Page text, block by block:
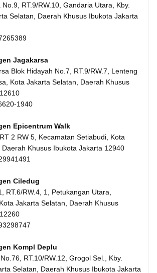
RT.9/RW.10, Gandaria Utara, Kby.
Selatan, Daerah Khusus Ibukota Jakarta
Jagakarsa
Blok Hidayah No.7, RT.9/RW.7, Lenteng
Kota Jakarta Selatan, Daerah Khusus
1940
Epicentrum Walk
2 RW 5, Kecamatan Setiabudi, Kota
Khusus Ibukota Jakarta 12940
Ciledug
RT.6/RW.4, 1, Petukangan Utara,
Jakarta Selatan, Daerah Khusus
Kompl Deplu
RT.10/RW.12, Grogol Sel., Kby.
Selatan, Daerah Khusus Ibukota Jakarta